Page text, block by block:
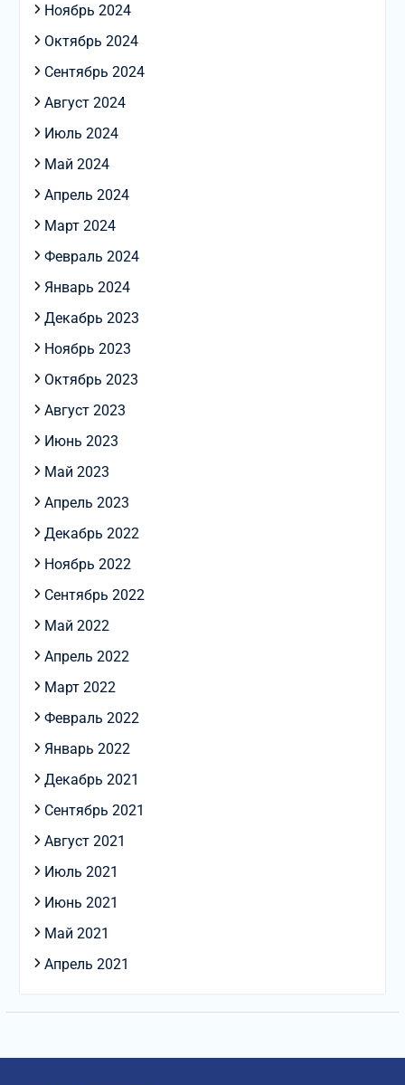
Ноябрь 2024
Октябрь 2024
Сентябрь 2024
Август 2024
Июль 2024
Май 2024
Апрель 2024
Март 2024
Февраль 2024
Январь 2024
Декабрь 2023
Ноябрь 2023
Октябрь 2023
Август 2023
Июнь 2023
Май 2023
Апрель 2023
Декабрь 2022
Ноябрь 2022
Сентябрь 2022
Май 2022
Апрель 2022
Март 2022
Февраль 2022
Январь 2022
Декабрь 2021
Сентябрь 2021
Август 2021
Июль 2021
Июнь 2021
Май 2021
Апрель 2021